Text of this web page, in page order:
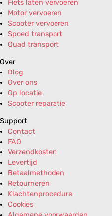
Fiets laten vervoeren
Motor vervoeren
Scooter vervoeren
Spoed transport
Quad transport
Over
Blog
Over ons
Op locatie
Scooter reparatie
Support
Contact
FAQ
Verzendkosten
Levertijd
Betaalmethoden
Retourneren
Klachtenprocedure
Cookies